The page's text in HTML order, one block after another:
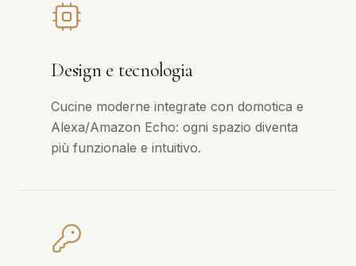
Design e tecnologia
Cucine moderne integrate con domotica e
Alexa/Amazon Echo: ogni spazio diventa
più funzionale e intuitivo.